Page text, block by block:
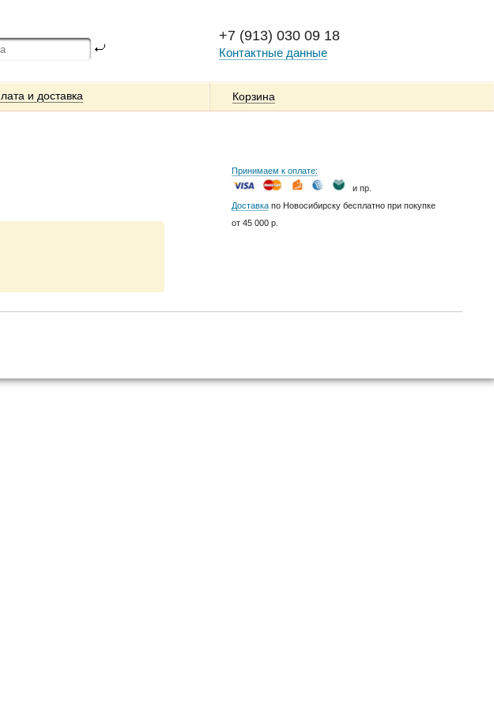
+7 (913) 030 09 18
Контактные данные
и доставка Корзина
Принимаем к оплате:
и пр.
Доставка по Новосибирску бесплатно при покупке
от 45 000 р.